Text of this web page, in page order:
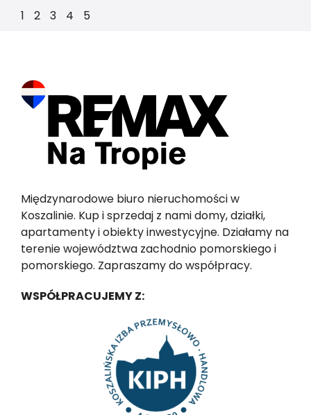
1 2 3 4 5
Międzynarodowe biuro nieruchomości w
Koszalinie. Kup i sprzedaj z nami domy, działki,
apartamenty i obiekty inwestycyjne. Działamy na
terenie województwa zachodnio pomorskiego i
pomorskiego. Zapraszamy do współpracy.
WSPÓŁPRACUJEMY Z: